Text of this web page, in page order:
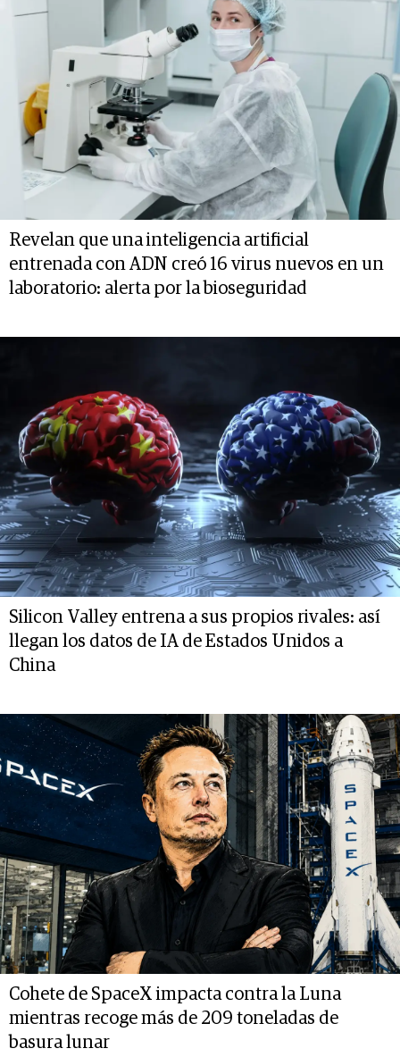
Revelan que una inteligencia artificial
entrenada con ADN creó 16 virus nuevos en un
laboratorio: alerta por la bioseguridad
Silicon Valley entrena a sus propios rivales: así
llegan los datos de IA de Estados Unidos a
China
Cohete de SpaceX impacta contra la Luna
mientras recoge más de 209 toneladas de
basura lunar